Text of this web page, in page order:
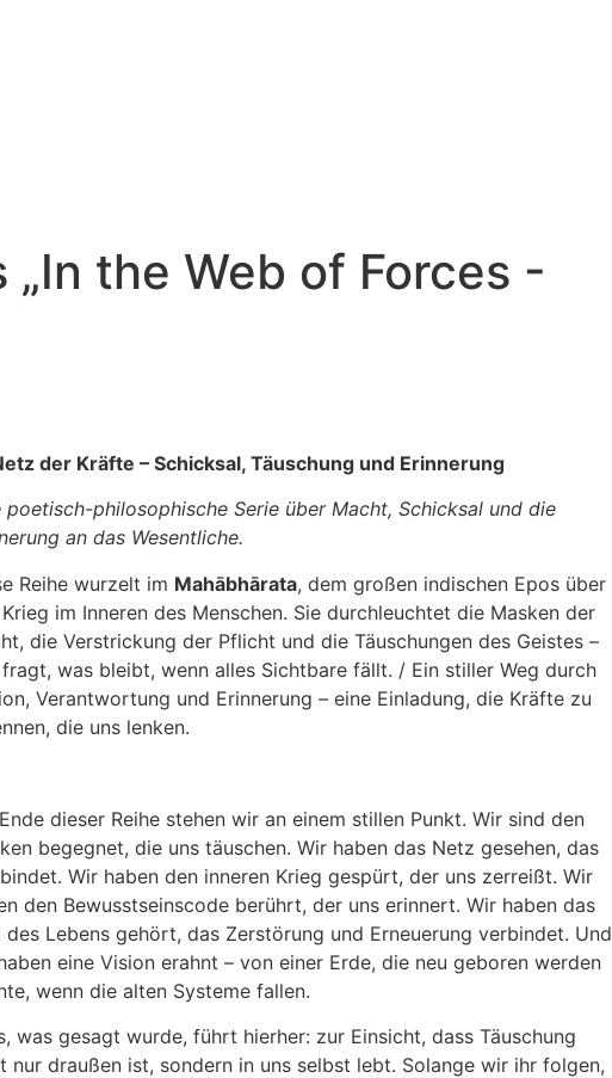
the Web of Forces -
der Kräfte – Schicksal, Täuschung und Erinnerung
poetisch-philosophische Serie über Macht, Schicksal und die
an das Wesentliche.
Reihe wurzelt im Mahābhārata, dem großen indischen Epos über
im Inneren des Menschen. Sie durchleuchtet die Masken der
die Verstrickung der Pflicht und die Täuschungen des Geistes –
was bleibt, wenn alles Sichtbare fällt. / Ein stiller Weg durch
Verantwortung und Erinnerung – eine Einladung, die Kräfte zu
die uns lenken.
dieser Reihe stehen wir an einem stillen Punkt. Wir sind den
begegnet, die uns täuschen. Wir haben das Netz gesehen, das
Wir haben den inneren Krieg gespürt, der uns zerreißt. Wir
den Bewusstseinscode berührt, der uns erinnert. Wir haben das
des Lebens gehört, das Zerstörung und Erneuerung verbindet. Und
eine Vision erahnt – von einer Erde, die neu geboren werden
wenn die alten Systeme fallen.
was gesagt wurde, führt hierher: zur Einsicht, dass Täuschung
nur draußen ist, sondern in uns selbst lebt. Solange wir ihr folgen,